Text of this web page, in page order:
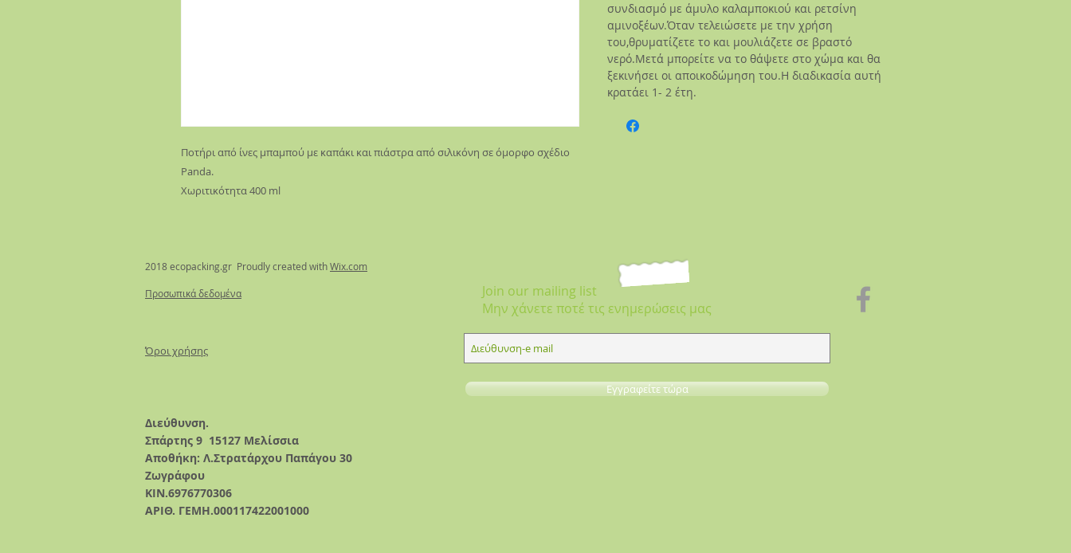
Ποτήρι από ίνες μπαμπού με καπάκι και πιάστρα από σιλικόνη σε όμορφο σχέδιο
Panda.
Χωριτικότητα 400 ml
συνδιασμό με άμυλο καλαμποκιού και ρετσίνη
αμινοξέων.Όταν τελειώσετε με την χρήση
του,θρυματίζετε το και μουλιάζετε σε βραστό
νερό.Μετά μπορείτε να το θάψετε στο χώμα και θα
ξεκινήσει οι αποικοδώμηση του.Η διαδικασία αυτή
κρατάει 1- 2 έτη.
2018 ecopacking.gr Proudly created withWix.com
Join our mailing list
Μην χάνετε ποτέ τις ενημερώσεις μας
Εγγραφείτε τώρα
Προσωπικά δεδομένα
Όροι χρήσης
Διεύθυνση.
Σπάρτης 9 15127 Μελίσσια
Αποθήκη: Λ.Στρατάρχου Παπάγου 30
Ζωγράφου
ΚΙΝ.6976770306
ΑΡΙΘ. ΓΕΜΗ.000117422001000